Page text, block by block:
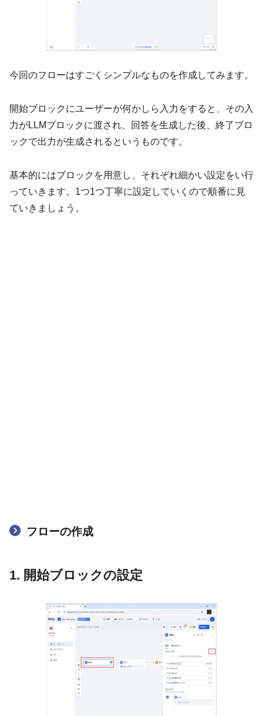
今回のフローはすごくシンプルなものを作成してみます。
開始ブロックにユーザーが何かしら入力をすると、その入
力がLLMブロックに渡され、回答を生成した後、終了ブロ
ックで出力が生成されるというものです。
基本的にはブロックを用意し、それぞれ細かい設定をい行
っていきます。1つ1つ丁寧に設定していくので順番に見
ていきましょう。
フローの作成
1. 開始ブロックの設定